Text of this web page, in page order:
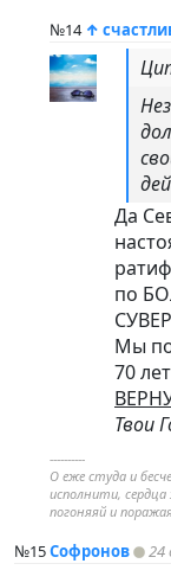
№14 ↑
Да
по
Мы
70
Твои
----------
О еже студа и
исполнити, сердца
погоняяй и
№15Софронов 24